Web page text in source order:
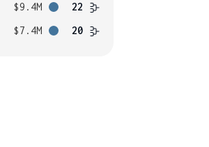
$9.4M
22
$7.4M 20